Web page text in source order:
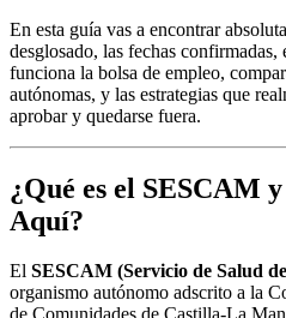
En esta guía vas a encontrar
desglosado, las fechas
funciona la bolsa de empleo,
autónomas, y las estrategias que
aprobar y quedarse fuera.
¿Qué es el SESCAM
Aquí?
El SESCAM (Servicio de Salud
organismo autónomo adscrito a la